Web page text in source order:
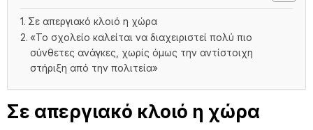
Σε απεργιακό κλοιό η χώρα
«Το σχολείο καλείται να διαχειριστεί πολύ πιο
σύνθετες ανάγκες, χωρίς όμως την αντίστοιχη
στήριξη από την πολιτεία»
Σε απεργιακό κλοιό η χώρα